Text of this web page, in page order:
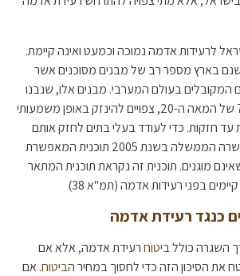
לרעידות אדמה נמוכה וכמעט ואינה קיימת.
בארץ מספר רב של מבנים מסוכנים אשר
המקובלים בעולם המערבי. מבנים אלו, שנבנו
בעיקר עד לשנות ה-70 של המאה ה-20, צפויים להינזק באופן משמעותי
עד חזקות. כדי לעודד בעלי בתים לחזק אותם
בפני רעידות אדמה, אישרה הממשלה בשנת 2005 תוכנית המאפשרת
מוגנים. תוכנית זה נקראת תוכנית המתאר
בפני רעידות אדמה (תמ"א 38)
כנגד רעידת אדמה
השגרה כוללביטוחרעידת אדמה, אלא אם
את הסיכון הזה כדי לחסוך במחיר הביטוח. אם